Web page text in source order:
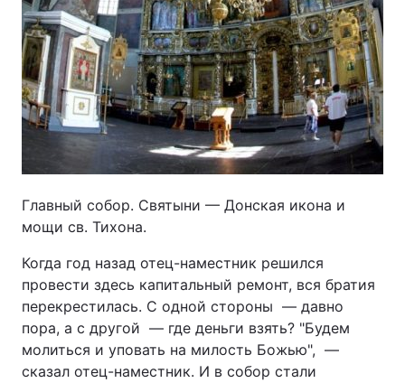
Главный собор. Святыни — Донская икона и
мощи св. Тихона.
Когда год назад отец-наместник решился
провести здесь капитальный ремонт, вся братия
перекрестилась. С одной стороны — давно
пора, а с другой — где деньги взять? "Будем
молиться и уповать на милость Божью", —
сказал отец-наместник. И в собор стали